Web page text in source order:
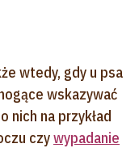
wtedy, gdy u psa
wskazywać
nich na przykład
czywypadanie